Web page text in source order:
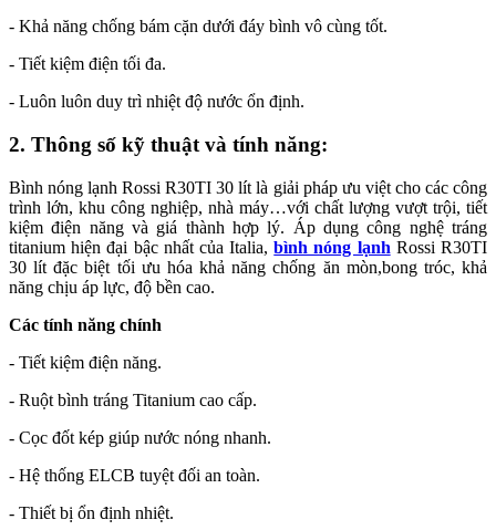
- Khả năng chống bám cặn dưới đáy bình vô cùng tốt.
- Tiết kiệm điện tối đa.
- Luôn luôn duy trì nhiệt độ nước ổn định.
2. Thông số kỹ thuật và tính năng:
Bình nóng lạnh Rossi R30TI 30 lít là giải pháp ưu việt cho các công
trình lớn, khu công nghiệp, nhà máy…với chất lượng vượt trội, tiết
kiệm điện năng và giá thành hợp lý. Áp dụng công nghệ tráng
titanium hiện đại bậc nhất của Italia,bình nóng lạnh Rossi R30TI
30 lít đặc biệt tối ưu hóa khả năng chống ăn mòn,bong tróc, khả
năng chịu áp lực, độ bền cao.
Các tính năng chính
- Tiết kiệm điện năng.
- Ruột bình tráng Titanium cao cấp.
- Cọc đốt kép giúp nước nóng nhanh.
- Hệ thống ELCB tuyệt đối an toàn.
- Thiết bị ổn định nhiệt.